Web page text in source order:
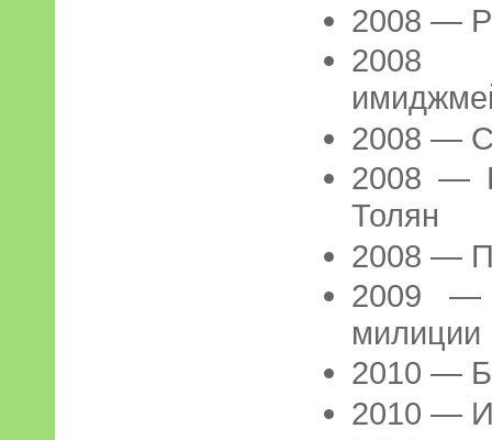
2008 —
2008 —
2008 —
Толян
2008 —
2009 —
милиции
2010 —
2010 —